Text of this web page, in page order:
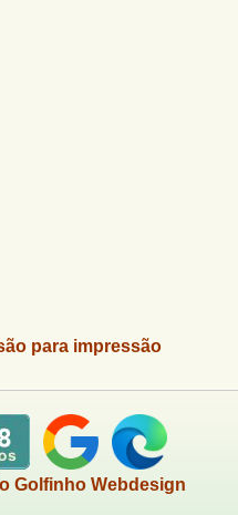
para impressão
Golfinho Webdesign